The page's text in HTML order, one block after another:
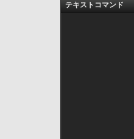
テキストコマンド